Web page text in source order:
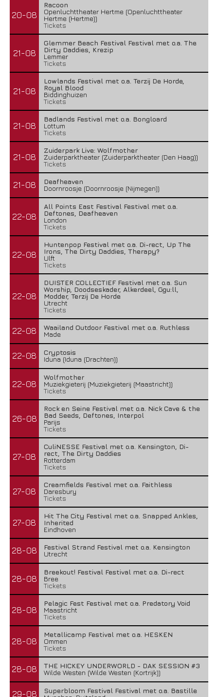
20-08
Racoon
Openluchttheater Hertme (Openluchttheater
Hertme (Hertme))
Tickets
21-08
Glemmer Beach Festival Festival met o.a. The
Dirty Daddies, Krezip
Lemmer
Tickets
21-08
Lowlands Festival met o.a. Terzij De Horde,
Royal Blood
Biddinghuizen
Tickets
21-08
Badlands Festival met o.a. Bongloard
Lottum
Tickets
21-08
Zuiderpark Live: Wolfmother
Zuiderparktheater (Zuiderparktheater (Den Haag))
Tickets
21-08
Deafheaven
Doornroosje (Doornroosje (Nijmegen))
22-08
All Points East Festival Festival met o.a.
Deftones, Deafheaven
London
Tickets
22-08
Huntenpop Festival met o.a. Di-rect, Up The
Irons, The Dirty Daddies, Therapy?
Ulft
Tickets
22-08
DUISTER COLLECTIEF Festival met o.a. Sun
Worship, Doodseskader, Alkerdeel, Ggu:ll,
Modder, Terzij De Horde
Utrecht
Tickets
22-08
Waailand Outdoor Festival met o.a. Ruthless
Made
22-08
Cryptosis
Iduna (Iduna (Drachten))
22-08
Wolfmother
Muziekgieterij (Muziekgieterij (Maastricht))
Tickets
26-08
Rock en Seine Festival met o.a. Nick Cave & the
Bad Seeds, Deftones, Interpol
Parijs
Tickets
27-08
CuliNESSE Festival met o.a. Kensington, Di-
rect, The Dirty Daddies
Rotterdam
Tickets
27-08
Creamfields Festival met o.a. Faithless
Daresbury
Tickets
27-08
Hit The City Festival met o.a. Snapped Ankles,
Inherited
Eindhoven
28-08
Festival Strand Festival met o.a. Kensington
Utrecht
28-08
Breekout! Festival Festival met o.a. Di-rect
Bree
Tickets
28-08
Pelagic Fest Festival met o.a. Predatory Void
Maastricht
Tickets
28-08
Metallicamp Festival met o.a. HESKEN
Ommen
Tickets
28-08
THE HICKEY UNDERWORLD - DAK SESSION #3
Wilde Westen (Wilde Westen (Kortrijk))
29-08
Superbloom Festival Festival met o.a. Bastille